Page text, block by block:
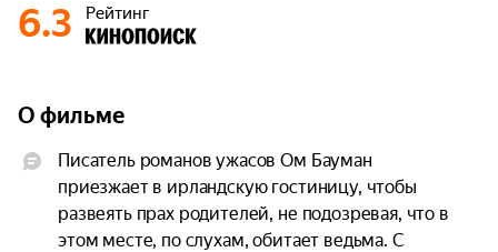
6.3 Рейтинг
О фильме
Писатель романов ужасов Ом Бауман
приезжает в ирландскую гостиницу, чтобы
развеять прах родителей, не подозревая, что в
этом месте, по слухам, обитает ведьма. С